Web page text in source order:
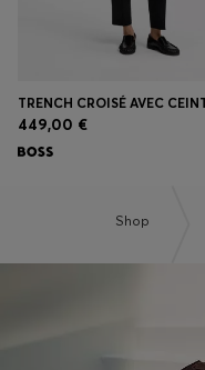
449,00 €
Shop